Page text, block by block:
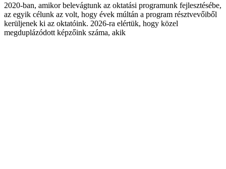
2020-ban, amikor belevágtunk az oktatási programunk fejlesztésébe,
az egyik célunk az volt, hogy évek múltán a program résztvevőiből
kerüljenek ki az oktatóink. 2026-ra elértük, hogy közel
megduplázódott képzőink száma, akik